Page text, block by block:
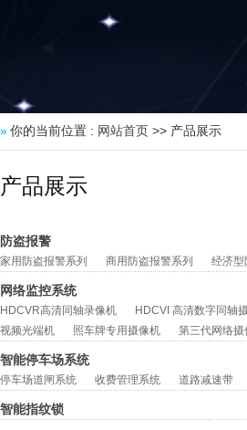
你的当前位置 : 网站首页 >> 产品展示
产品展示
防盗报警
家用防盗报警系列 商用防盗报警系列 经济型
网络监控系统
HDCVR高清同轴录像机 HDCVI 高清数字同轴
视频光端机
照车牌专用摄像机 第三代网络摄
智能停车场系统
停车场道闸系统 收费管理系统 道路减速带
智能指纹锁